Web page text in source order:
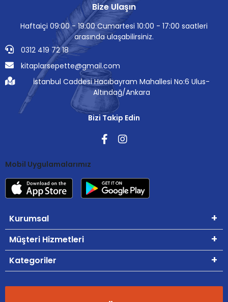
Bize Ulaşın
Haftaiçi 09:00 - 19:00 Cumartesi 10:00 - 17:00 saatleri
arasında ulaşabilirsiniz.
0312 419 72 18
kitaplarsepette@gmail.com
İstanbul Caddesi Hacıbayram Mahallesi No:6 Ulus-
Altındağ/Ankara
Bizi Takip Edin
Mobil Uygulamalarımız
Kurumsal
Müşteri Hizmetleri
Kategoriler